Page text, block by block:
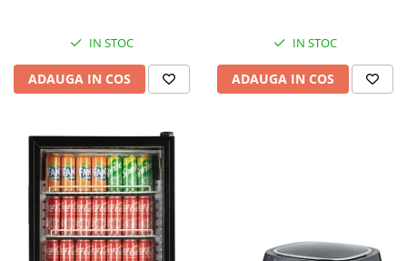
IN STOC
ADAUGA IN COS
IN STOC
ADAUGA IN COS